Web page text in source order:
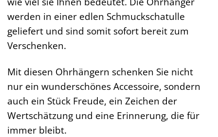
werden in einer edlen Schmuckschatulle
geliefert und sind somit sofort bereit zum
Verschenken.
Mit diesen Ohrhängern schenken Sie nicht
nur ein wunderschönes Accessoire, sondern
auch ein Stück Freude, ein Zeichen der
Wertschätzung und eine Erinnerung, die für
immer bleibt.